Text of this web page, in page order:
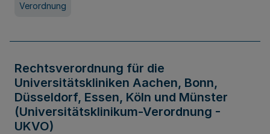
Verordnung
Rechtsverordnung für die
Universitätskliniken Aachen, Bonn,
Düsseldorf, Essen, Köln und Münster
(Universitätsklinikum-Verordnung -
UKVO)